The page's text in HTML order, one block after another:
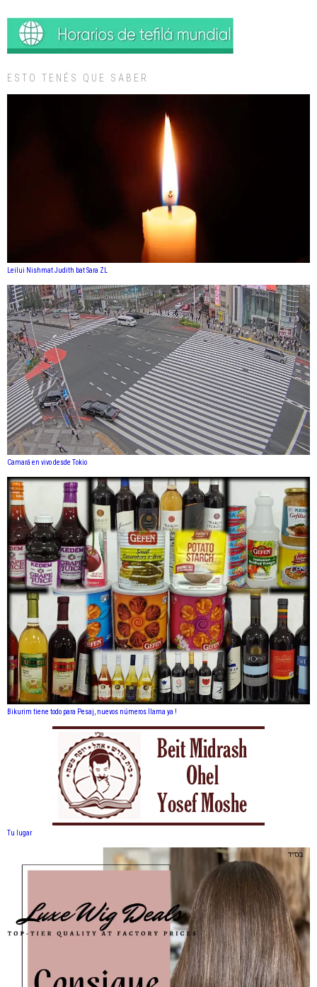
ESTO TENÉS QUE SABER
Leilui Nishmat Judith bat Sara ZL
Camará en vivo desde Tokio
Bikurim tiene todo para Pesaj, nuevos números llama ya !
Tu lugar